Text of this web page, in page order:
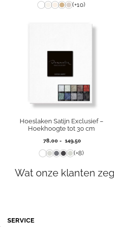
tot
(+10)
Hoeslaken Satijn Exclusief –
Hoekhoogte tot 30 cm
78,00 - 149,50Prijsklasse:
tot
(+8)
Wat onze klanten
SERVICE